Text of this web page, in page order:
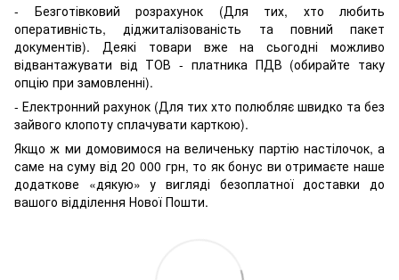
- Безготівковий розрахунок (Для тих, хто любить
оперативність, діджиталізованість та повний пакет
документів). Деякі товари вже на сьогодні можливо
відвантажувати від ТОВ - платника ПДВ (обирайте таку
опцію при замовленні).
- Електронний рахунок (Для тих хто полюбляє швидко та без
зайвого клопоту сплачувати карткою).
Якщо ж ми домовимося на величеньку партію настілочок, а
саме на суму від 20 000 грн, то як бонус ви отримаєте наше
додаткове «дякую» у вигляді безоплатної доставки до
вашого відділення Нової Пошти.